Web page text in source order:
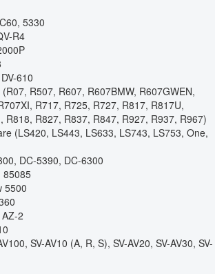
5330
R4
610
R507, R607, R607BMW, R607GWEN,
R717, R725, R727, R817, R817U,
R818, R827, R837, R847, R927, R937, R967)
(LS420, LS443, LS633, LS743, LS753, One,
DC-5390, DC-6300
85085
5500
2
SV-AV10 (A, R, S), SV-AV20, SV-AV30, SV-